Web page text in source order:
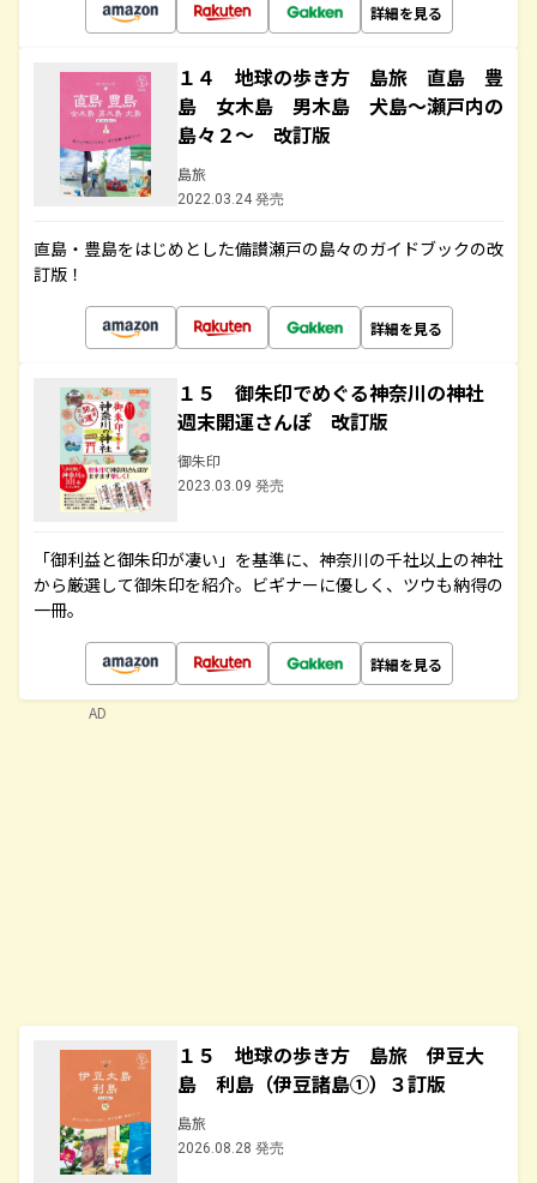
詳細を見る
１４ 地球の歩き方 島旅 直島 豊
島 女木島 男木島 犬島～瀬戸内の
島々２～ 改訂版
島旅
2022.03.24 発売
直島・豊島をはじめとした備讃瀬戸の島々のガイドブックの改
訂版！
詳細を見る
１５ 御朱印でめぐる神奈川の神社
週末開運さんぽ 改訂版
御朱印
2023.03.09 発売
「御利益と御朱印が凄い」を基準に、神奈川の千社以上の神社
から厳選して御朱印を紹介。ビギナーに優しく、ツウも納得の
一冊。
詳細を見る
１５ 地球の歩き方 島旅 伊豆大
島 利島（伊豆諸島①）３訂版
島旅
2026.08.28 発売
AD